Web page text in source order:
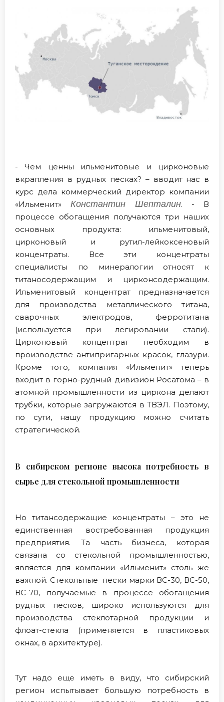
- Чем ценны ильменитовые и цирконовые
вкрапления в рудных песках? – вводит нас в
курс дела коммерческий директор компании
«Ильменит» Константин Шепталин. - В
процессе обогащения получаются три наших
основных продукта: ильменитовый,
цирконовый и рутил-лейкоксеновый
концентраты. Все эти концентраты
специалисты по минералогии относят к
титаносодержащим и цирконсодержащим.
Ильменитовый концентрат предназначается
для производства металлического титана,
сварочных электродов, ферротитана
(используется при легировании стали).
Цирконовый концентрат необходим в
производстве антипригарных красок, глазури.
Кроме того, компания «Ильменит» теперь
входит в горно-рудный дивизион Росатома – в
атомной промышленности из циркона делают
трубки, которые загружаются в ТВЭЛ. Поэтому,
по сути, нашу продукцию можно считать
стратегической.
В сибирском регионе высока потребность в
сырье для стекольной промышленности
Но титансодержащие концентраты – это не
единственная востребованная продукция
предприятия. Та часть бизнеса, которая
связана со стекольной промышленностью,
является для компании «Ильменит» столь же
важной. Стекольные пески марки ВС-30, ВС-50,
ВС-70, получаемые в процессе обогащения
рудных песков, широко используются для
производства стеклотарной продукции и
флоат-стекла (применяется в пластиковых
окнах, в архитектуре).
Тут надо еще иметь в виду, что сибирский
регион испытывает большую потребность в